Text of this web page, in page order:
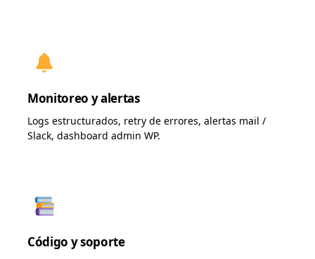
Monitoreo y alertas
Logs estructurados, retry de errores, alertas mail /
Slack, dashboard admin WP.
Código y soporte